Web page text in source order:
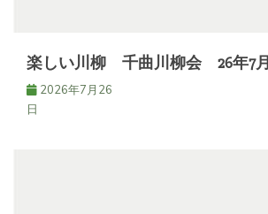
楽しい川柳 千曲川柳会 26年7月
2026年7月26
日